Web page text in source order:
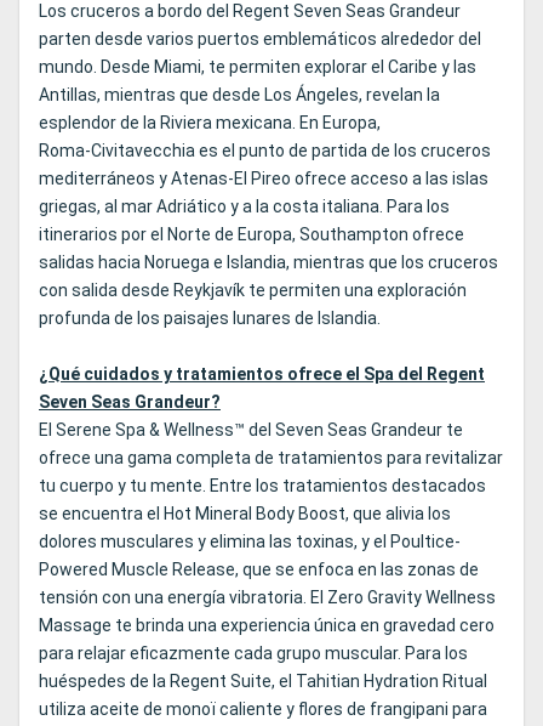
Los cruceros a bordo del Regent Seven Seas Grandeur
parten desde varios puertos emblemáticos alrededor del
mundo. Desde Miami, te permiten explorar el Caribe y las
Antillas, mientras que desde Los Ángeles, revelan la
esplendor de la Riviera mexicana. En Europa,
Roma‑Civitavecchia es el punto de partida de los cruceros
mediterráneos y Atenas‑El Pireo ofrece acceso a las islas
griegas, al mar Adriático y a la costa italiana. Para los
itinerarios por el Norte de Europa, Southampton ofrece
salidas hacia Noruega e Islandia, mientras que los cruceros
con salida desde Reykjavík te permiten una exploración
profunda de los paisajes lunares de Islandia.
¿Qué cuidados y tratamientos ofrece el Spa del Regent
Seven Seas Grandeur?
El Serene Spa & Wellness™ del Seven Seas Grandeur te
ofrece una gama completa de tratamientos para revitalizar
tu cuerpo y tu mente. Entre los tratamientos destacados
se encuentra el Hot Mineral Body Boost, que alivia los
dolores musculares y elimina las toxinas, y el Poultice-
Powered Muscle Release, que se enfoca en las zonas de
tensión con una energía vibratoria. El Zero Gravity Wellness
Massage te brinda una experiencia única en gravedad cero
para relajar eficazmente cada grupo muscular. Para los
huéspedes de la Regent Suite, el Tahitian Hydration Ritual
utiliza aceite de monoï caliente y flores de frangipani para